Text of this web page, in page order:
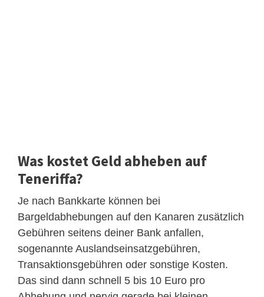
Was kostet Geld abheben auf
Teneriffa?
Je nach Bankkarte können bei
Bargeldabhebungen auf den Kanaren zusätzlich
Gebühren seitens deiner Bank anfallen,
sogenannte Auslandseinsatzgebühren,
Transaktionsgebühren oder sonstige Kosten.
Das sind dann schnell 5 bis 10 Euro pro